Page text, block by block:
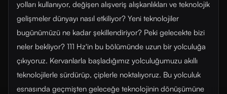
yolları kullanıyor, değişen alışveriş alışkanlıkları ve teknolojik
gelişmeler dünyayı nasıl etkiliyor? Yeni teknolojiler
bugünümüzü ne kadar şekillendiriyor? Peki gelecekte bizi
neler bekliyor? 111 Hz'in bu bölümünde uzun bir yolculuğa
çıkıyoruz. Kervanlarla başladığımız yolculuğumuzu akıllı
teknolojilerle sürdürüp, çiplerle noktalıyoruz. Bu yolculuk
esnasında geçmişten geleceğe teknolojinin dönüşümüne